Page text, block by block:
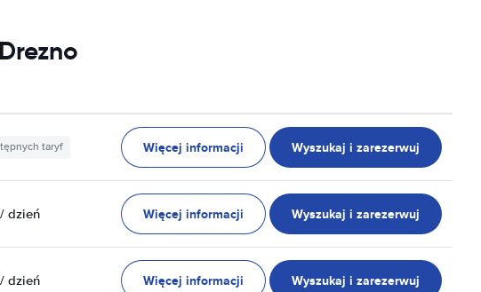
taryf Więcej informacji Wyszukaj i zarezerwuj
/ dzień Więcej informacji Wyszukaj i zarezerwuj
/ dzień Więcej informacji Wyszukaj i zarezerwuj